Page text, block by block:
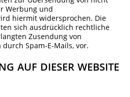
Werbung und
hiermit widersprochen. Die
sich ausdrücklich rechtliche
Zusendung von
Spam-E-Mails, vor.
AUF DIESER WEBSITE